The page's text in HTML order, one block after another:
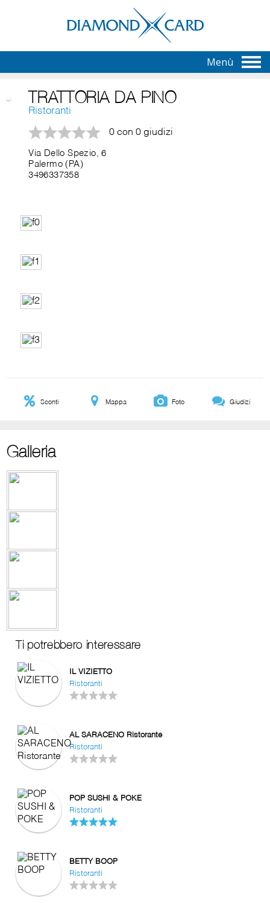
Menù
TRATTORIA DA PINO
Ristoranti
0 con 0 giudizi
Via Dello Spezio, 6
Palermo (PA)
3496337358
Sconti Mappa Foto Giudizi
Galleria
Ti potrebbero interessare
IL VIZIETTO
Ristoranti
AL SARACENO Ristorante
Ristoranti
POP SUSHI & POKE
Ristoranti
BETTY BOOP
Ristoranti